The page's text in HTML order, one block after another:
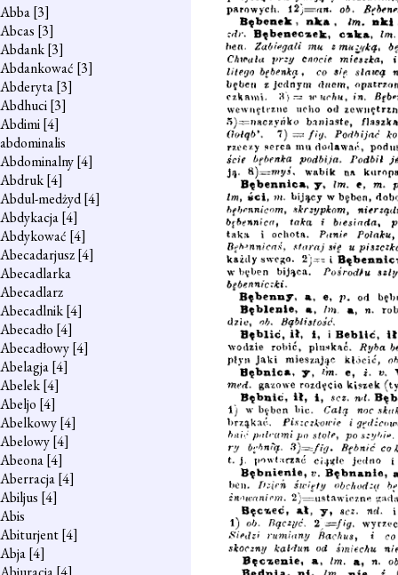
Abba[3]
Abcas [3]
Abdank[3]
Abdankować [3]
Abderyta[3]
Abdhuci[3]
Abdimi[4]
abdominalis
Abdominalny[4]
Abdruk[4]
Abdul-medżyd[4]
Abdykacja[4]
Abdykować [4]
Abecadarjusz[4]
Abecadlarka
Abecadlarz
Abecadlnik[4]
Abecadło [4]
Abecadłowy[4]
Abelagja[4]
Abelek[4]
Abeljo [4]
Abelkowy[4]
Abelowy[4]
Abeona[4]
Aberracja[4]
Abiljus [4]
Abis
Abiturjent[4]
Abja[4]